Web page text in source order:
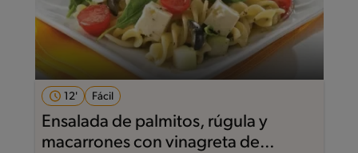
12' Fácil
Ensalada de palmitos, rúgula y
macarrones con vinagreta de